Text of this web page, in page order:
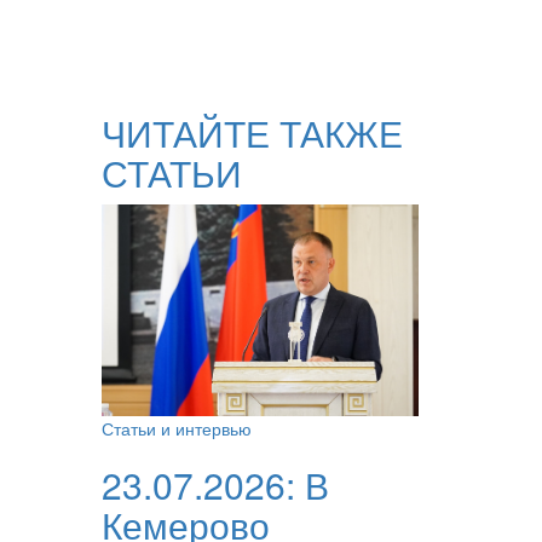
ЧИТАЙТЕ ТАКЖЕ
СТАТЬИ
Статьи и интервью
23.07.2026: В
Кемерово